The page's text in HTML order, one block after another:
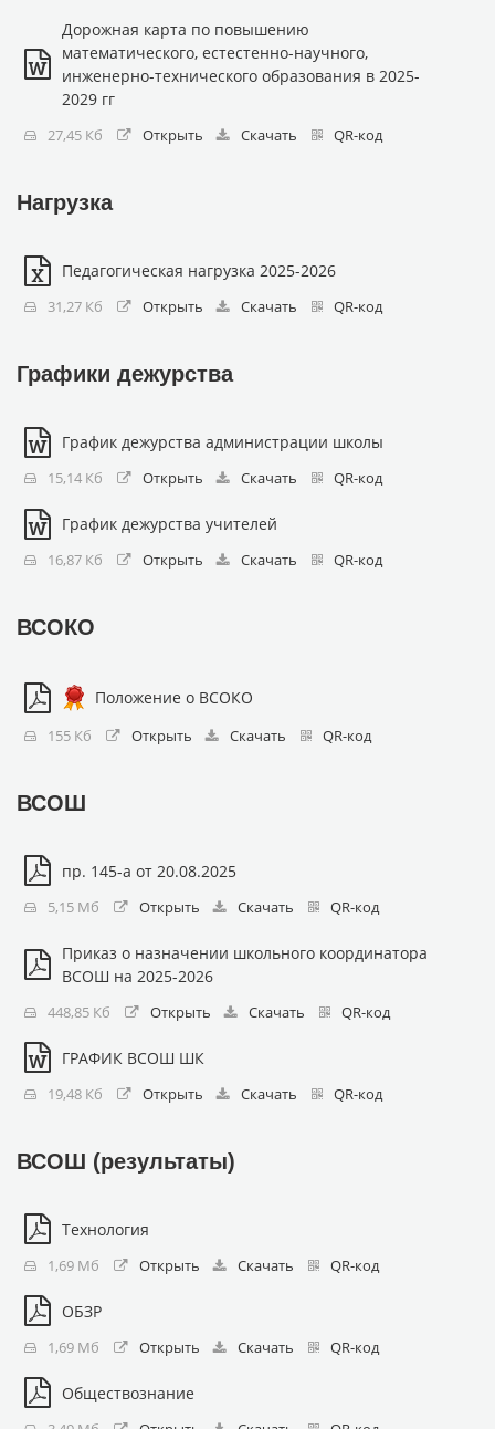
Дорожная карта по повышению
математического, естестенно-научного,
инженерно-технического образования в 2025-
2029 гг
27,45 Кб Открыть Скачать QR-код
Нагрузка
Педагогическая нагрузка 2025-2026
31,27 Кб Открыть Скачать QR-код
Графики дежурства
График дежурства администрации школы
15,14 Кб Открыть Скачать QR-код
График дежурства учителей
16,87 Кб Открыть Скачать QR-код
ВСОКО
Положение о ВСОКО
155 Кб Открыть Скачать QR-код
ВСОШ
пр. 145-а от 20.08.2025
5,15 Мб Открыть Скачать QR-код
Приказ о назначении школьного координатора
ВСОШ на 2025-2026
448,85 Кб Открыть Скачать QR-код
ГРАФИК ВСОШ ШК
19,48 Кб Открыть Скачать QR-код
ВСОШ (результаты)
Технология
1,69 Мб Открыть Скачать QR-код
ОБЗР
1,69 Мб Открыть Скачать QR-код
Обществознание